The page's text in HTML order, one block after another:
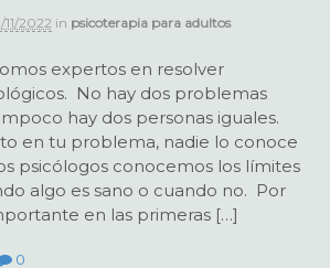
2022 in psicoterapia para adultos
expertos en resolver
No hay dos problemas
hay dos personas iguales.
en tu problema, nadie lo conoce
psicólogos conocemos los límites
algo es sano o cuando no. Por
en las primeras […]
0